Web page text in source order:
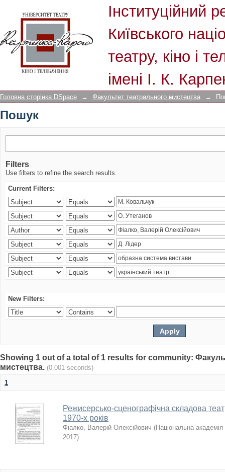
Інституційний
Київського
театру, кіно і
імені І. К.
Головна сторінка DSpace → Факультет театрального мистецтва →
Пошук
Filters
Use filters to refine the search results.
Current Filters:
New Filters:
Showing 1 out of a total of 1 results for community:
мистецтва. (0.001 seconds)
1
Режисерсько-сценографічна складова
1970-х років
Фіалко, Валерій Олексійович (Національна академія
2017)